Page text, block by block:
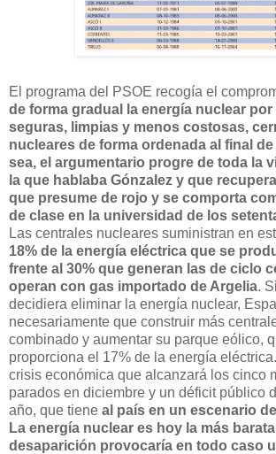
El programa del PSOE recogía el
de forma gradual la energía nuclear
seguras, limpias y menos costosas,
nucleares de forma ordenada al final
sea, el argumentario progre de toda la
la que hablaba Gónzalez y que
que presume de rojo y se comporta
de clase en la universidad de los
Las centrales nucleares suministran en
18% de la energía eléctrica que se
frente al 30% que generan las de ciclo
operan con gas importado de Argelia.
decidiera eliminar la energía nuclear,
necesariamente que construir más
combinado y aumentar su parque eólico,
proporciona el 17% de la energía
crisis económica que alcanzará los cinco
parados en diciembre y un déficit público
año, que tiene al país en un escenario
La energía nuclear es hoy la más
desaparición provocaría en todo caso